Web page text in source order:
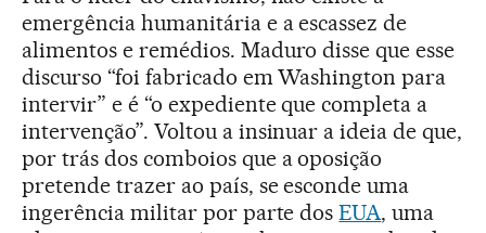
emergência humanitária e a escassez de
alimentos e remédios. Maduro disse que esse
discurso “foi fabricado em Washington para
intervir” e é “o expediente que completa a
intervenção”. Voltou a insinuar a ideia de que,
por trás dos comboios que a oposição
pretende trazer ao país, se esconde uma
ingerência militar por parte dosEUA, uma